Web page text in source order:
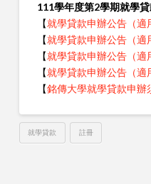
111學年度第2學期就學
【就學貸款申辦公告（適
【就學貸款申辦公告（適
【就學貸款申辦公告（適
【就學貸款申辦公告（適
【銘傳大學就學貸款申辦
就學貸款 註冊